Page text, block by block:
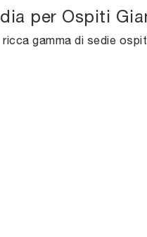
per Ospiti